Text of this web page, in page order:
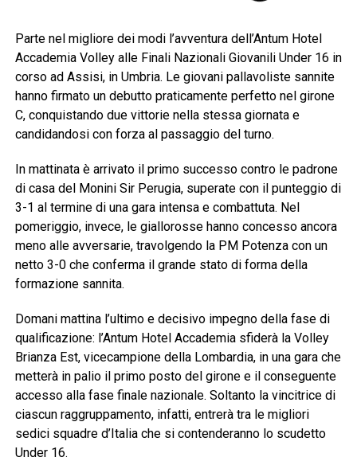
Parte nel migliore dei modi l’avventura dell’Antum Hotel
Accademia Volley alle Finali Nazionali Giovanili Under 16 in
corso ad Assisi, in Umbria. Le giovani pallavoliste sannite
hanno firmato un debutto praticamente perfetto nel girone
C, conquistando due vittorie nella stessa giornata e
candidandosi con forza al passaggio del turno.
In mattinata è arrivato il primo successo contro le padrone
di casa del Monini Sir Perugia, superate con il punteggio di
3-1 al termine di una gara intensa e combattuta. Nel
pomeriggio, invece, le giallorosse hanno concesso ancora
meno alle avversarie, travolgendo la PM Potenza con un
netto 3-0 che conferma il grande stato di forma della
formazione sannita.
Domani mattina l’ultimo e decisivo impegno della fase di
qualificazione: l’Antum Hotel Accademia sfiderà la Volley
Brianza Est, vicecampione della Lombardia, in una gara che
metterà in palio il primo posto del girone e il conseguente
accesso alla fase finale nazionale. Soltanto la vincitrice di
ciascun raggruppamento, infatti, entrerà tra le migliori
sedici squadre d’Italia che si contenderanno lo scudetto
Under 16.